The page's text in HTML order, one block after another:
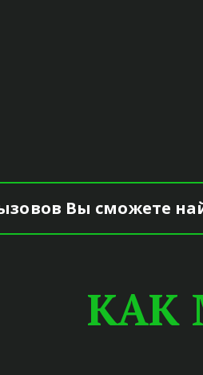
Вы сможете
КАК